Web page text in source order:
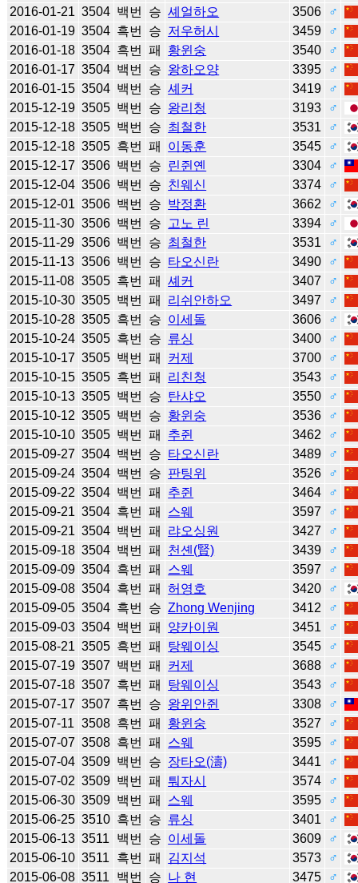
2016-01-21 3504 백번 승 셰얼하오 3506
♂
2016-01-19 3504 흑번 승 저우허시 3459
♂
2016-01-18 3504 흑번 패 황윈숭 3540
♂
2016-01-17 3504 백번 승 왕하오양 3395
♂
2016-01-15 3504 백번 승 셰커 3419
♂
2015-12-19 3505 백번 승 왕리청 3193
♂
2015-12-18 3505 백번 승 최철한 3531
♂
2015-12-18 3505 흑번 패 이동훈 3545
♂
2015-12-17 3506 백번 승 린쥔옌 3304
♂
2015-12-04 3506 백번 승 친웨신 3374
♂
2015-12-01 3506 백번 승 박정환 3662
♂
2015-11-30 3506 백번 승 고노 린 3394
♂
2015-11-29 3506 백번 승 최철한 3531
♂
2015-11-13 3506 백번 승 타오신란 3490
♂
2015-11-08 3505 흑번 패 셰커 3407
♂
2015-10-30 3505 백번 패 리쉬안하오 3497
♂
2015-10-28 3505 흑번 승 이세돌 3606
♂
2015-10-24 3505 흑번 승 류싱 3400
♂
2015-10-17 3505 백번 패 커제 3700
♂
2015-10-15 3505 흑번 패 리친청 3543
♂
2015-10-13 3505 백번 승 탄샤오 3550
♂
2015-10-12 3505 백번 승 황윈숭 3536
♂
2015-10-10 3505 백번 패 추쥔 3462
♂
2015-09-27 3504 백번 승 타오신란 3489
♂
2015-09-24 3504 백번 승 판팅위 3526
♂
2015-09-22 3504 백번 패 추쥔 3464
♂
2015-09-21 3504 흑번 패 스웨 3597
♂
2015-09-21 3504 백번 패 랴오싱원 3427
♂
2015-09-18 3504 백번 패 천셴(賢) 3439
♂
2015-09-09 3504 흑번 패 스웨 3597
♂
2015-09-08 3504 흑번 패 허영호 3420
♂
2015-09-05 3504 흑번 승 Zhong Wenjing 3412
♂
2015-09-03 3504 백번 패 양카이원 3451
♂
2015-08-21 3505 흑번 패 탕웨이싱 3545
♂
2015-07-19 3507 백번 패 커제 3688
♂
2015-07-18 3507 흑번 패 탕웨이싱 3543
♂
2015-07-17 3507 흑번 승 왕위안쥔 3308
♂
2015-07-11 3508 흑번 패 황윈숭 3527
♂
2015-07-07 3508 흑번 패 스웨 3595
♂
2015-07-04 3509 백번 승 장타오(濤) 3441
♂
2015-07-02 3509 백번 패 퉈자시 3574
♂
2015-06-30 3509 백번 패 스웨 3595
♂
2015-06-25 3510 흑번 승 류싱 3401
♂
2015-06-13 3511 백번 승 이세돌 3609
♂
2015-06-10 3511 흑번 패 김지석 3573
♂
2015-06-08 3511 백번 승 나 현 3475 ♂